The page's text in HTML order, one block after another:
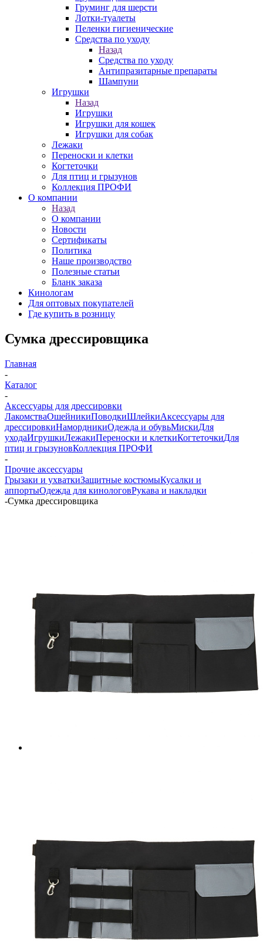
Груминг для шерсти
Лотки-туалеты
Пеленки гигиенические
Средства по уходу
Назад
Средства по уходу
Антипразитарные препараты
Шампуни
Игрушки
Назад
Игрушки
Игрушки для кошек
Игрушки для собак
Лежаки
Переноски и клетки
Когтеточки
Для птиц и грызунов
Коллекция ПРОФИ
О компании
Назад
О компании
Новости
Сертификаты
Политика
Наше производство
Полезные статьи
Бланк заказа
Кинологам
Для оптовых покупателей
Где купить в розницу
Сумка дрессировщика
Главная
-
Каталог
-
Аксессуары для дрессировки
ЛакомстваОшейникиПоводкиШлейкиАксессуары для
дрессировкиНамордникиОдежда и обувьМискиДля
уходаИгрушкиЛежакиПереноски и клеткиКогтеточкиДля
птиц и грызуновКоллекция ПРОФИ
-
Прочие аксессуары
Грызаки и ухваткиЗащитные костюмыКусалки и
аппортыОдежда для кинологовРукава и накладки
-Сумка дрессировщика